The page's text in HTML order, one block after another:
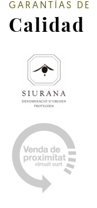
GARANTÍAS DE
Calidad